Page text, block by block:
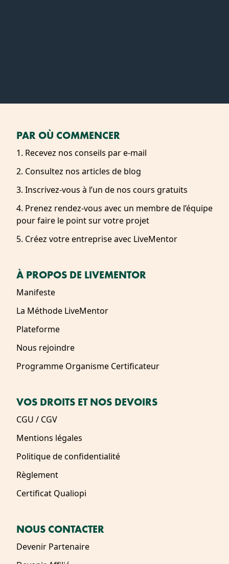
PAR OÙ COMMENCER
1. Recevez nos conseils par e-mail
2. Consultez nos articles de blog
3. Inscrivez-vous à l’un de nos cours gratuits
4. Prenez rendez-vous avec un membre de l’équipe
pour faire le point sur votre projet
5. Créez votre entreprise avec LiveMentor
À PROPOS DE LIVEMENTOR
Manifeste
La Méthode LiveMentor
Plateforme
Nous rejoindre
Programme Organisme Certificateur
VOS DROITS ET NOS DEVOIRS
CGU / CGV
Mentions légales
Politique de confidentialité
Règlement
Certificat Qualiopi
NOUS CONTACTER
Devenir Partenaire